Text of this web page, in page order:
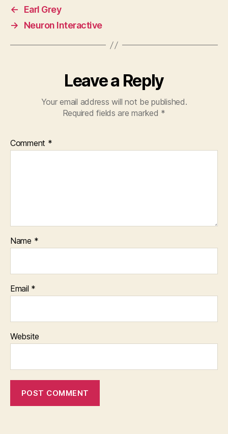
←
Earl Grey
→
Neuron Interactive
Leave a Reply
Your email address will not be published.
Required fields are marked *
Comment *
Name *
Email *
Website